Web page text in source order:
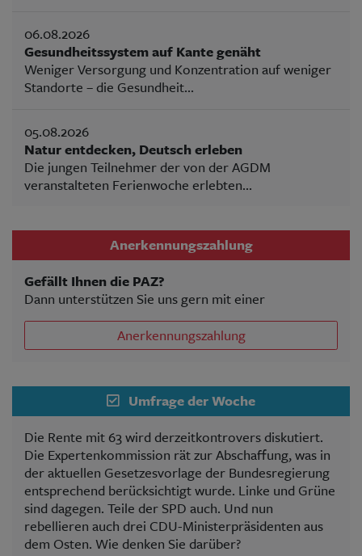
06.08.2026
Gesundheitssystem auf Kante genäht
Weniger Versorgung und Konzentration auf weniger
Standorte – die Gesundheit...
05.08.2026
Natur entdecken, Deutsch erleben
Die jungen Teilnehmer der von der AGDM
veranstalteten Ferienwoche erlebten...
Anerkennungszahlung
Gefällt Ihnen die PAZ?
Dann unterstützen Sie uns gern mit einer
Anerkennungszahlung
Umfrage der Woche
Die Rente mit 63 wird derzeitkontrovers diskutiert.
Die Expertenkommission rät zur Abschaffung, was in
der aktuellen Gesetzesvorlage der Bundesregierung
entsprechend berücksichtigt wurde. Linke und Grüne
sind dagegen. Teile der SPD auch. Und nun
rebellieren auch drei CDU-Ministerpräsidenten aus
dem Osten. Wie denken Sie darüber?